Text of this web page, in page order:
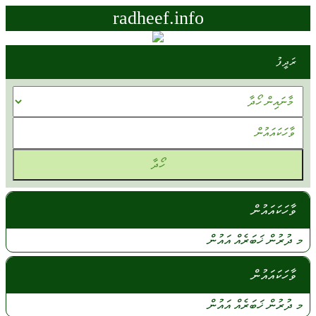
radheef.info
ރަދީފު
ވާހަކައައުން
މ ދުރުންޚަބަރެއްއައުން
ވާހަކައައުން
މ ދުރުންޚަބަރެއްއައުން